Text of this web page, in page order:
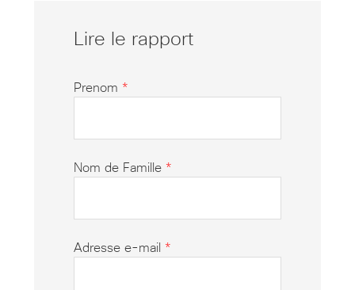
Lire le rapport
Prenom *
Nom de Famille *
Adresse e-mail *